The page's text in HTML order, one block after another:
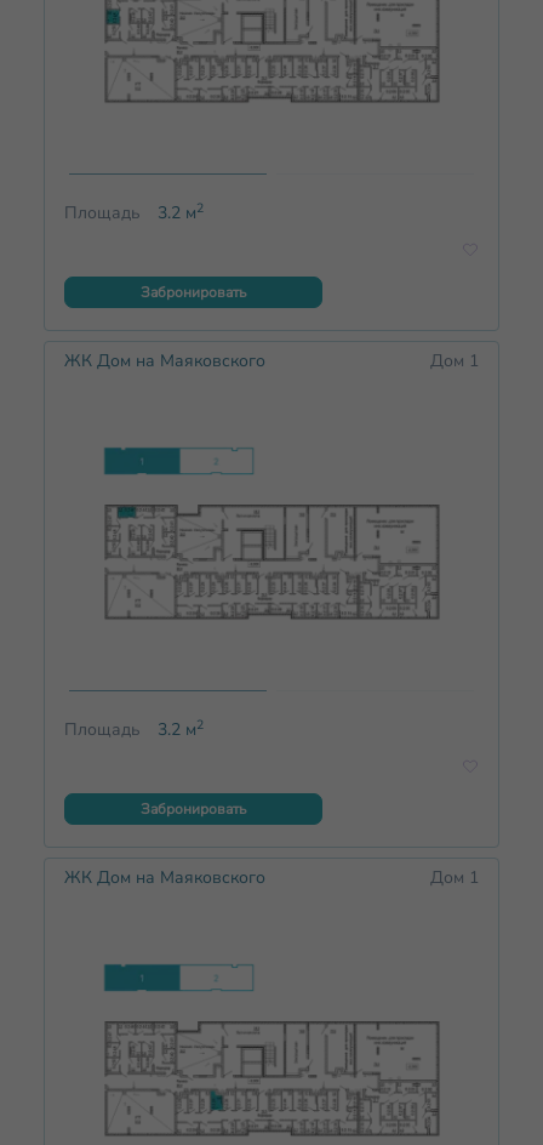
Площадь 3.2м2
Забронировать
ЖК Дом на Маяковского Дом 1
Площадь 3.2м2
Забронировать
ЖК Дом на Маяковского Дом 1